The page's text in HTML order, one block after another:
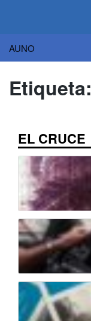
AUNO
contenido
Etiqueta:
EL CRUCE